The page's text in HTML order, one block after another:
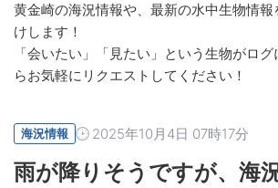
黄金崎の海況情報や、最新の水中生物情
けします！
「会いたい」「見たい」という生物がロ
らお気軽にリクエストしてください！
海況情報 2025年10月4日 07時17分
雨が降りそうですが、海